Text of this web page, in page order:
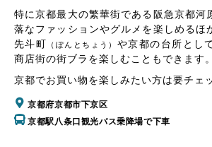
特に京都最大の繁華街である阪急京都河
落なファッションやグルメを楽しめるほ
先斗町
（ぽんとちょう） や京都の台所とし
商店街の街ブラを楽しむこともできます。
京都でお買い物を楽しみたい方は要チェ
京都府京都市下京区
京都駅八条口観光バス乗降場で下車